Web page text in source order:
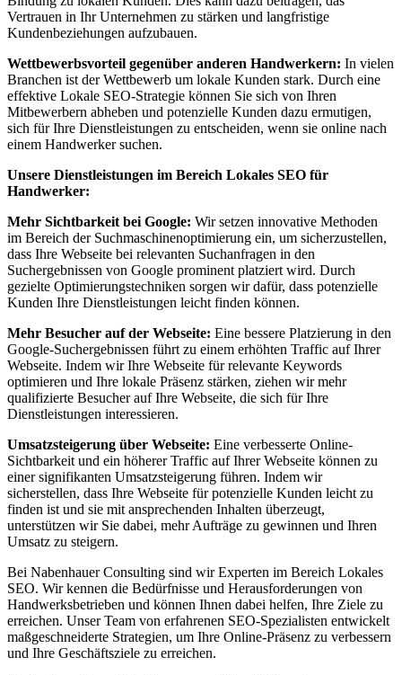
Vertrauen in Ihr Unternehmen zu stärken und langfristige
Kundenbeziehungen aufzubauen.
Wettbewerbsvorteil gegenüber anderen Handwerkern: In vielen
Branchen ist der Wettbewerb um lokale Kunden stark. Durch eine
effektive Lokale SEO-Strategie können Sie sich von Ihren
Mitbewerbern abheben und potenzielle Kunden dazu ermutigen,
sich für Ihre Dienstleistungen zu entscheiden, wenn sie online nach
einem Handwerker suchen.
Unsere Dienstleistungen im Bereich Lokales SEO für
Handwerker:
Mehr Sichtbarkeit bei Google: Wir setzen innovative Methoden
im Bereich der Suchmaschinenoptimierung ein, um sicherzustellen,
dass Ihre Webseite bei relevanten Suchanfragen in den
Suchergebnissen von Google prominent platziert wird. Durch
gezielte Optimierungstechniken sorgen wir dafür, dass potenzielle
Kunden Ihre Dienstleistungen leicht finden können.
Mehr Besucher auf der Webseite: Eine bessere Platzierung in den
Google-Suchergebnissen führt zu einem erhöhten Traffic auf Ihrer
Webseite. Indem wir Ihre Webseite für relevante Keywords
optimieren und Ihre lokale Präsenz stärken, ziehen wir mehr
qualifizierte Besucher auf Ihre Webseite, die sich für Ihre
Dienstleistungen interessieren.
Umsatzsteigerung über Webseite: Eine verbesserte Online-
Sichtbarkeit und ein höherer Traffic auf Ihrer Webseite können zu
einer signifikanten Umsatzsteigerung führen. Indem wir
sicherstellen, dass Ihre Webseite für potenzielle Kunden leicht zu
finden ist und sie mit ansprechenden Inhalten überzeugt,
unterstützen wir Sie dabei, mehr Aufträge zu gewinnen und Ihren
Umsatz zu steigern.
Bei Nabenhauer Consulting sind wir Experten im Bereich Lokales
SEO. Wir kennen die Bedürfnisse und Herausforderungen von
Handwerksbetrieben und können Ihnen dabei helfen, Ihre Ziele zu
erreichen. Unser Team von erfahrenen SEO-Spezialisten entwickelt
maßgeschneiderte Strategien, um Ihre Online-Präsenz zu verbessern
und Ihre Geschäftsziele zu erreichen.